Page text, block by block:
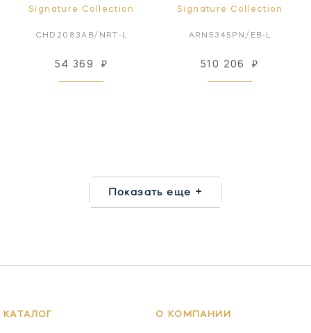
Signature Collection
CHD2083AB/NRT-L
54 369 ₽
Signature Collection
ARN5345PN/EB-L
510 206 ₽
Показать еще +
КАТАЛОГ О КОМПАНИИ